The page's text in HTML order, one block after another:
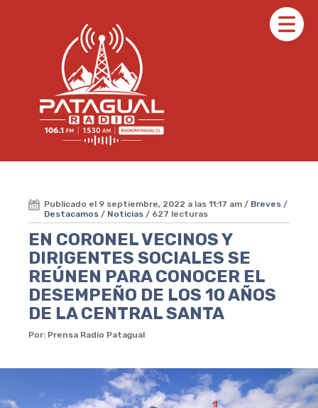
Publicado el 9 septiembre, 2022 a las 11:17 am / Breves /
Destacamos / Noticias / 627 lecturas
EN CORONEL VECINOS Y
DIRIGENTES SOCIALES SE
REÚNEN PARA CONOCER EL
DESEMPEÑO DE LOS 10 AÑOS
DE LA CENTRAL SANTA
Por: Prensa Radio Patagual